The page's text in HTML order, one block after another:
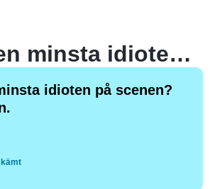
Vem är den minsta idioten på scenen?
idioten på scenen?